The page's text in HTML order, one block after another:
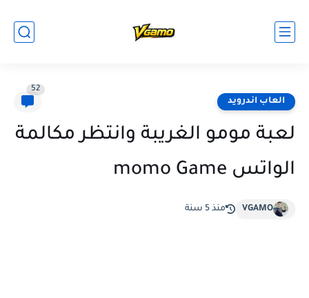
العاب اندرويد
52
لعبة مومو الغريبة وانتظر مكالمة
الواتس momo Game
VGAMO منذ 5 سنة